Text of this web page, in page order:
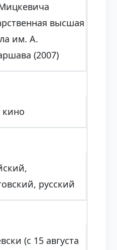
высшая
им. А.
(2007)
кино
русский
(с 15 августа